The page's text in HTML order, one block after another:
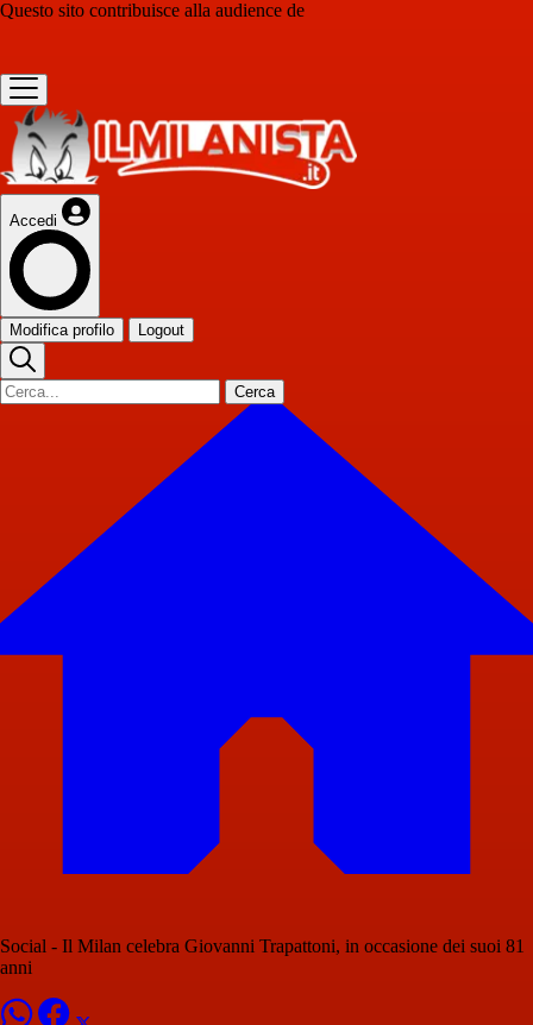
Questo sito contribuisce alla audience de
Accedi
Modifica profilo Logout
Cerca
Social - Il Milan celebra Giovanni Trapattoni, in occasione dei suoi 81
anni